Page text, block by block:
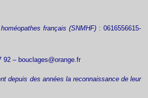
français (SNMHF) : 0616556615-
92 – bouclages@orange.fr
depuis des années la reconnaissance de leur